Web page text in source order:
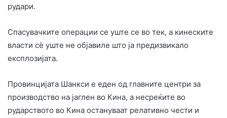
рудари.
Спасувачките операции се уште се во тек, а кинеските
власти сè уште не објавиле што ја предизвикало
експлозијата.
Провинцијата Шанкси е еден од главните центри за
производство на јаглен во Кина, а несреќите во
рударството во Кина остануваат релативно чести и